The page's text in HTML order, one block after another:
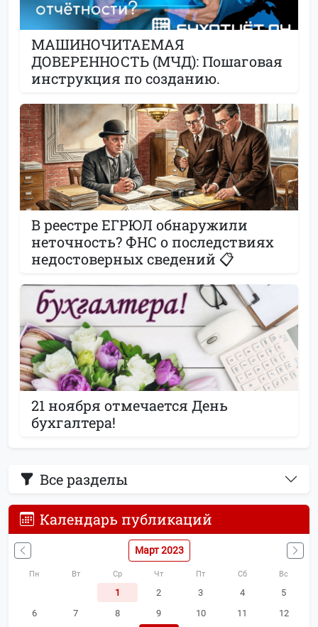
Все разделы
Календарь публикаций
Март 2023
Пн Вт Ср Чт Пт Сб Вс
1 2 3 4
5
6
7 8 9 10 11
12
МАШИНОЧИТАЕМАЯ
ДОВЕРЕННОСТЬ (МЧД): Пошаговая
инструкция по созданию.
В реестре ЕГРЮЛ обнаружили
неточность? ФНС о последствиях
недостоверных сведений 📋
21 ноября отмечается День
бухгалтера!